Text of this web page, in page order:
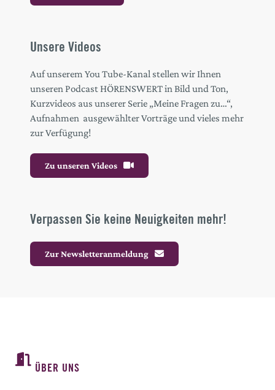
Unsere Videos
Auf unserem You Tube-Kanal stellen wir Ihnen
unseren Podcast HÖRENSWERT in Bild und Ton,
Kurzvideos aus unserer Serie „Meine Fragen zu…“,
Aufnahmen ausgewählter Vorträge und vieles mehr
zur Verfügung!
Zu unseren Videos
Verpassen Sie keine Neuigkeiten mehr!
Zur Newsletteranmeldung
ÜBER UNS